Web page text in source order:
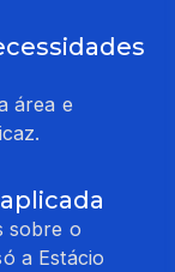
área e
sobre o
a Estácio